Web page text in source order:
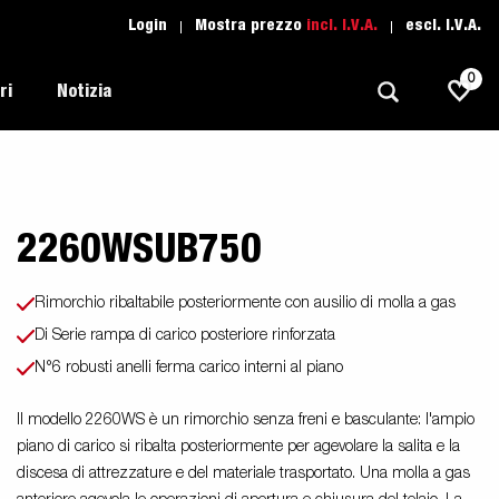
Login Mostra prezzo incl. I.V.A. escl. I.V.A.
Trasporti Leggeri
Trasporto Auto
Professionali
Sport Acquatici
Scuola di guida
Regolamentazione
Scelta del rimorchio
Suggerimenti e avvisi
Assistenza Rimorchi
Notizia
0
2260WSUB750
Rimorchio ribaltabile posteriormente con ausilio di molla a gas
Di Serie rampa di carico posteriore rinforzata
N°6 robusti anelli ferma carico interni al piano
Il modello 2260WS è un rimorchio senza freni e basculante: l'ampio
piano di carico si ribalta posteriormente per agevolare la salita e la
discesa di attrezzature e del materiale trasportato. Una molla a gas